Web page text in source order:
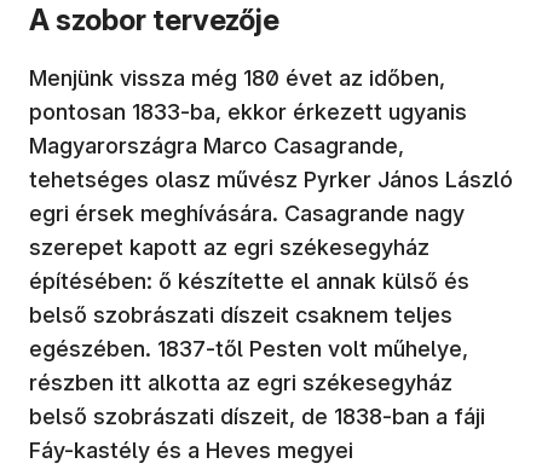
A szobor tervezője
Menjünk vissza még 180 évet az időben,
pontosan 1833-ba, ekkor érkezett ugyanis
Magyarországra Marco Casagrande,
tehetséges olasz művész Pyrker János László
egri érsek meghívására. Casagrande nagy
szerepet kapott az egri székesegyház
építésében: ő készítette el annak külső és
belső szobrászati díszeit csaknem teljes
egészében. 1837-től Pesten volt műhelye,
részben itt alkotta az egri székesegyház
belső szobrászati díszeit, de 1838-ban a fáji
Fáy-kastély és a Heves megyei